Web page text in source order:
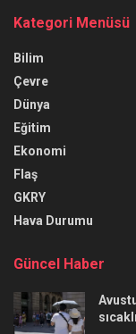
Kategori Menüsü
Bilim
Çevre
Dünya
Eğitim
Ekonomi
Flaş
GKRY
Hava Durumu
Güncel Haber